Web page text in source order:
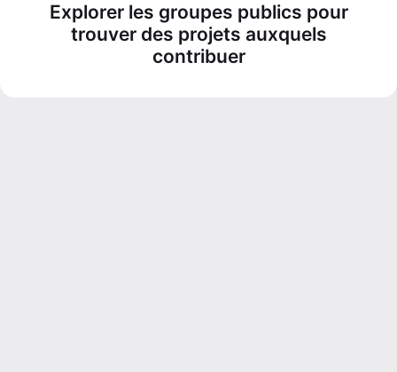
Explorer les groupes publics pour
trouver des projets auxquels
contribuer